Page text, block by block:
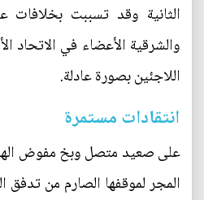
الثانية وقد تسببت بخلافات
والشرقية الأعضاء في الاتحاد
اللاجئين بصورة عادلة.
انتقادات مستمرة
على صعيد متصل وبخ مفوض
المجر لموقفها الصارم من تدفق